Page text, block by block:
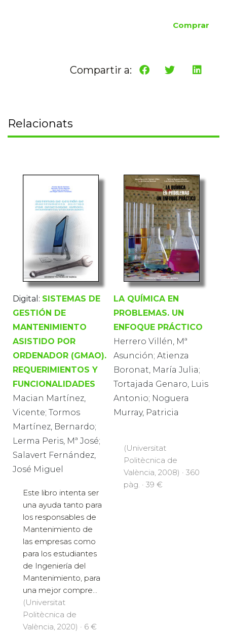
Comprar
Compartir a:
Relacionats
Digital: SISTEMAS DE
GESTIÓN DE
MANTENIMIENTO
ASISTIDO POR
ORDENADOR (GMAO).
REQUERIMIENTOS Y
FUNCIONALIDADES
Macian Martínez,
Vicente; Tormos
Martínez, Bernardo;
Lerma Peris, Mª José;
Salavert Fernández,
José Miguel
Este libro intenta ser
una ayuda tanto para
los responsables de
Mantenimiento de
las empresas como
para los estudiantes
de Ingeniería del
Mantenimiento, para
una mejor compre...
(Universitat
Politècnica de
València, 2020) · 6 €
LA QUÍMICA EN
PROBLEMAS. UN
ENFOQUE PRÁCTICO
Herrero Villén, Mª
Asunción; Atienza
Boronat, María Julia;
Tortajada Genaro, Luis
Antonio; Noguera
Murray, Patricia
(Universitat
Politècnica de
València, 2008) · 360
pàg. · 39 €